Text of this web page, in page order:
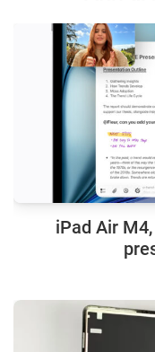
iPad Air